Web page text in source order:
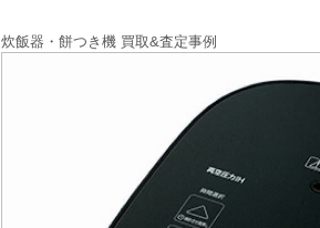
炊飯器・餅つき機 買取&査定事例